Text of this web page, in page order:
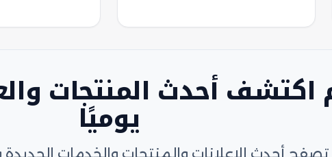
اكتشف أحدث المنتجات
يوميًا